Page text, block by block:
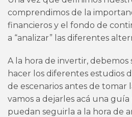
comprendimos de la
financieros y el fondo de
a “analizar” las diferentes
A la hora de invertir,
hacer los diferentes estudios
de escenarios antes de tomar
vamos a dejarles acá una guía
puedan seguirla a la hora de